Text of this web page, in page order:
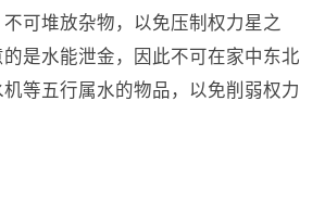
可堆放杂物，以免压制权力星之
是水能泄金，因此不可在家中东北
等五行属水的物品，以免削弱权力